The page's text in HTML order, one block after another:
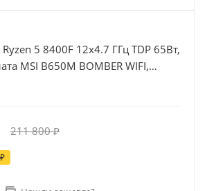
5 8400F 12x4.7 ГГц TDP 65Вт,
MSI B650M BOMBER WIFI,
8Гб, Память DDR5 64Gb,
211 800₽
₽